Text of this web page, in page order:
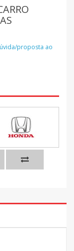
proposta ao